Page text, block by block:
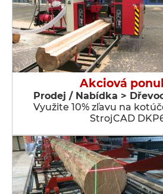
Akciová
Prodej / Nabídka >
Využite 10% zľavu na
StrojCAD